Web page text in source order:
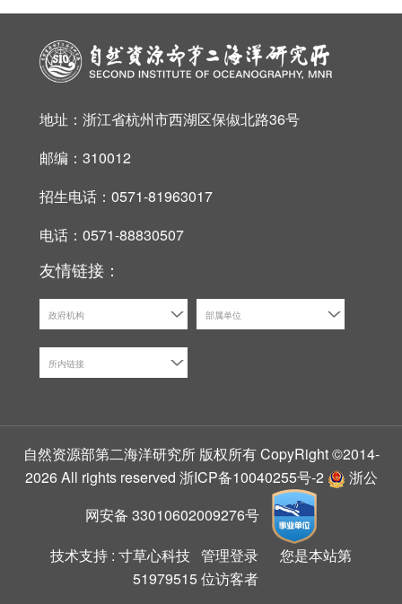
地址：浙江省杭州市西湖区保俶北路36号
邮编：310012
招生电话：0571-81963017
电话：0571-88830507
友情链接：
政府机构 部属单位
所内链接
自然资源部第二海洋研究所 版权所有 CopyRight ©2014-
2026 All rights reserved 浙ICP备10040255号-2
浙公
网安备 33010602009276号
技术支持 : 寸草心科技 管理登录
您是本站第
51979515位访客者